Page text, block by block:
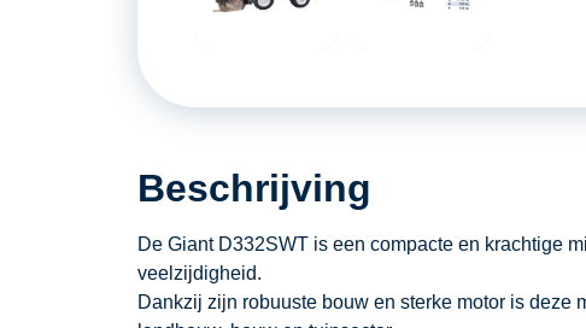
Beschrijving
De Giant D332SWT is een compacte en krachtige
veelzijdigheid.
Dankzij zijn robuuste bouw en sterke motor is deze